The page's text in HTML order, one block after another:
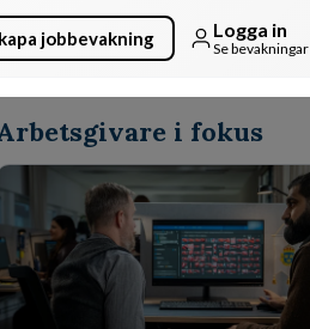
jobbevakning Logga in
Se bevakningar
i fokus